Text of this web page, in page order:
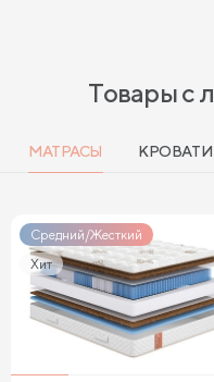
Товары с
МАТРАСЫ КРОВАТИ
Средний/Жесткий
Хит